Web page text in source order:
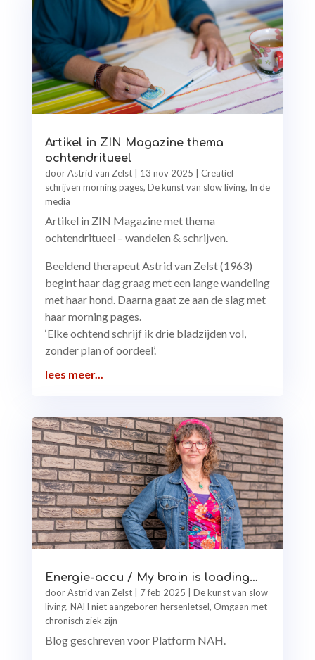
Artikel in ZIN Magazine thema
ochtendritueel
doorAstrid van Zelst| 13 nov 2025
Creatief
schrijven morning pages, De kunst van slow living, In de
media
Artikel in ZIN Magazine met thema
ochtendritueel – wandelen & schrijven.
Beeldend therapeut Astrid van Zelst (1963)
begint haar dag graag met een lange wandeling
met haar hond. Daarna gaat ze aan de slag met
haar morning pages.
‘Elke ochtend schrijf ik drie bladzijden vol,
zonder plan of oordeel’.
lees meer...
Energie-accu / My brain is loading…
doorAstrid van Zelst| 7 feb 2025 | De kunst van slow
living, NAH niet aangeboren hersenletsel, Omgaan met
chronisch ziek zijn
Blog geschreven voor Platform NAH.